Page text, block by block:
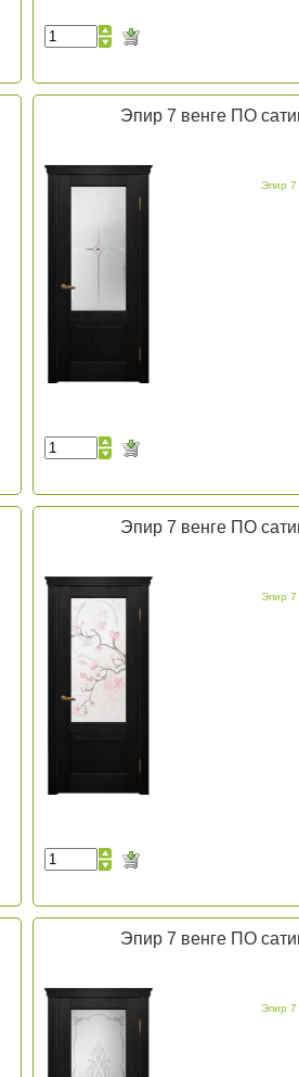
Эпир 7 венге ПО
Эпир
Эпир 7 венге ПО
Эпир
Эпир 7 венге ПО
Эпир